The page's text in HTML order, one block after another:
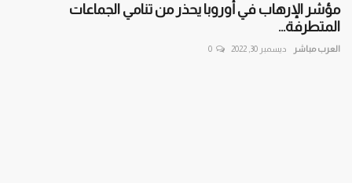
مؤشر الإرهاب في أوروبا يحذر من تنامي الجماعات
المتطرفة...
العرب مباشر ديسمبر 30, 2022 0